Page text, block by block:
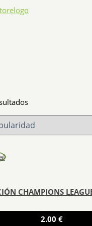
Ordenado
por
popularidad
CHAMPIONS
2.00 €